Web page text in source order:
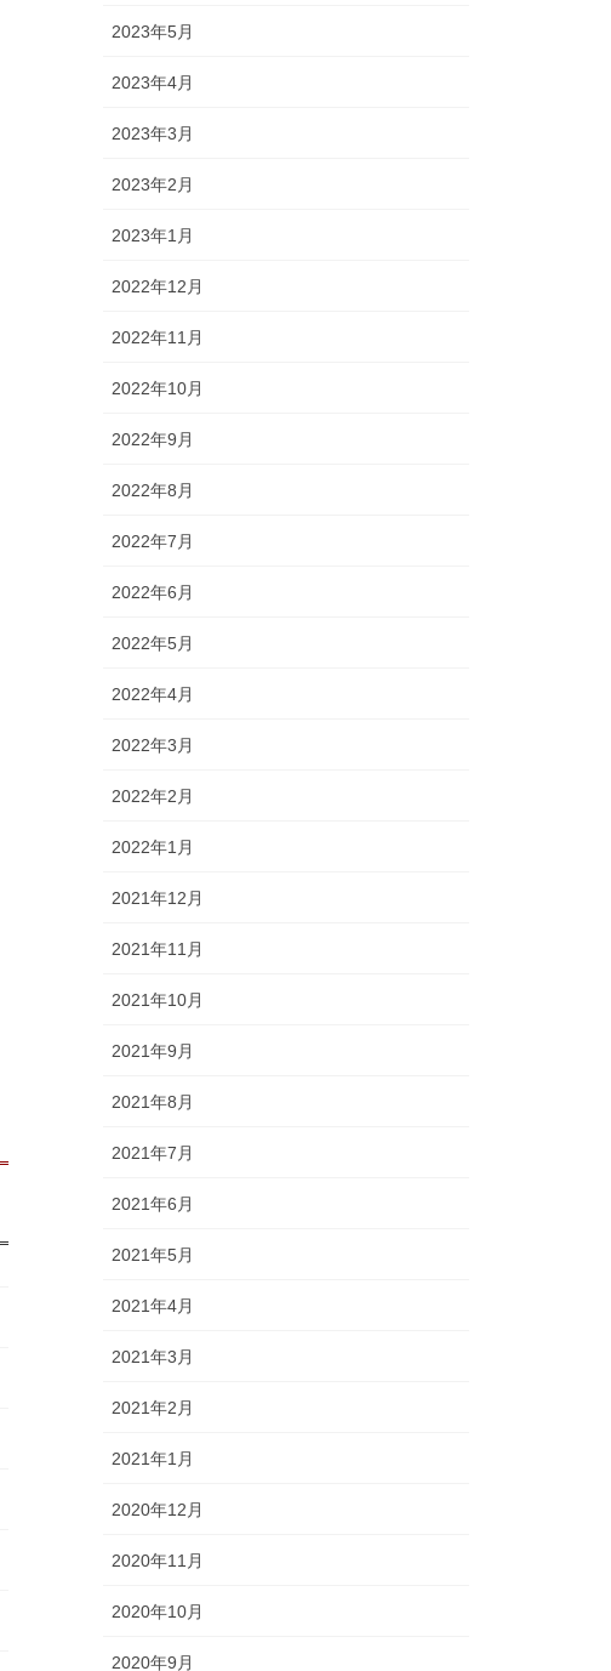
2023年5月
2023年4月
2023年3月
2023年2月
2023年1月
2022年12月
2022年11月
2022年10月
2022年9月
2022年8月
2022年7月
2022年6月
2022年5月
2022年4月
2022年3月
2022年2月
2022年1月
2021年12月
2021年11月
2021年10月
2021年9月
2021年8月
2021年7月
2021年6月
2021年5月
2021年4月
2021年3月
2021年2月
2021年1月
2020年12月
2020年11月
2020年10月
2020年9月